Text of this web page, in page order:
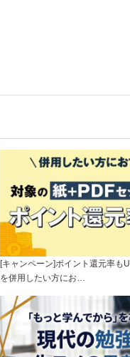
[キャンペーン]ポイント還元率も
を併用したい方にお…